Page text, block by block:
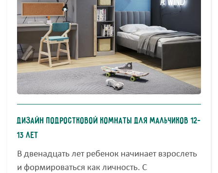
Дизайн подростковой комнаты для мальчиков 12–
13 лет
В двенадцать лет ребенок начинает взрослеть
и формироваться как личность. С